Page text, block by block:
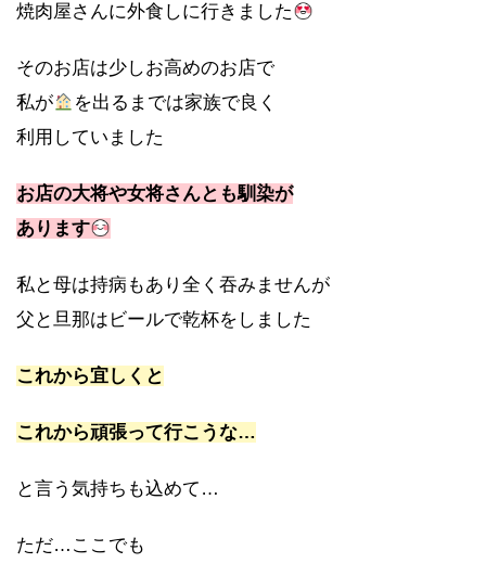
焼肉屋さんに外食しに行きました
そのお店は少しお高めのお店で
私が
を出るまでは家族で良く
利用していました
お店の大将や女将さんとも馴染が
あります
私と母は持病もあり全く吞みませんが
父と旦那はビールで乾杯をしました
これから宜しくと
これから頑張って行こうな…
と言う気持ちも込めて…
ただ…ここでも